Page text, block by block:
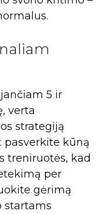
5 ir
verta
strategiją
pasverkite kūną
treniruotės, kad
per
gėrimą
startams